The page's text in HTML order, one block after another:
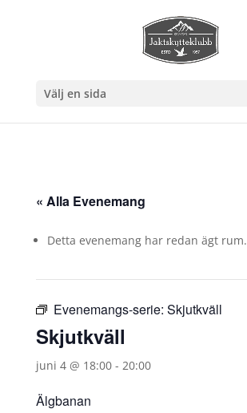
Välj en sida
« Alla Evenemang
Detta evenemang har redan ägt rum.
Evenemangs-serie: Skjutkväll
Skjutkväll
juni 4 @ 18:00- 20:00
Älgbanan